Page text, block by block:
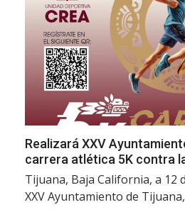
Realizará XXV
carrera atlética 5K contra
Tijuana, Baja California, a 12
XXV Ayuntamiento de